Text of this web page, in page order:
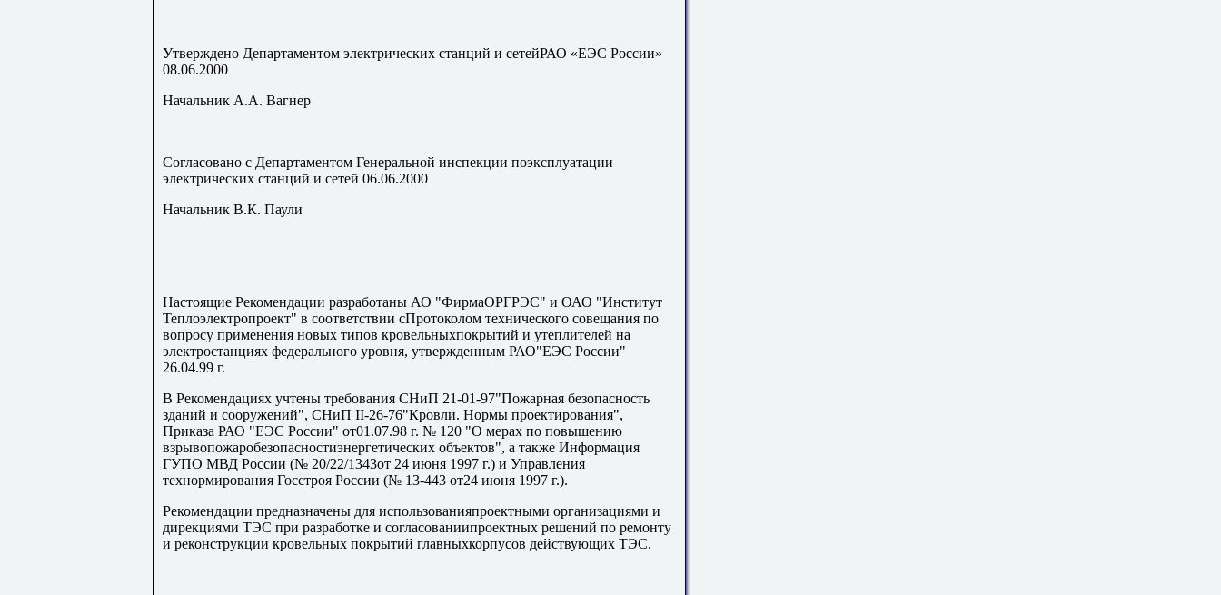
Утверждено Департаментом электрических станций и сетейРАО «ЕЭС России»
08.06.2000
Начальник А.А. Вагнер
Согласовано с Департаментом Генеральной инспекции поэксплуатации
электрических станций и сетей 06.06.2000
Начальник В.К. Паули
Настоящие Рекомендации разработаны АО "ФирмаОРГРЭС" и ОАО "Институт
Теплоэлектропроект" в соответствии сПротоколом технического совещания по
вопросу применения новых типов кровельныхпокрытий и утеплителей на
электростанциях федерального уровня, утвержденным РАО"ЕЭС России"
26.04.99 г.
В Рекомендациях учтены требования СНиП 21-01-97"Пожарная безопасность
зданий и сооружений", СНиП II-26-76"Кровли. Нормы проектирования",
Приказа РАО "ЕЭС России" от01.07.98 г. № 120 "О мерах по повышению
взрывопожаробезопасностиэнергетических объектов", а также Информация
ГУПО МВД России (№ 20/22/1343от 24 июня 1997 г.) и Управления
технормирования Госстроя России (№ 13-443 от24 июня 1997 г.).
Рекомендации предназначены для использованияпроектными организациями и
дирекциями ТЭС при разработке и согласованиипроектных решений по ремонту
и реконструкции кровельных покрытий главныхкорпусов действующих ТЭС.